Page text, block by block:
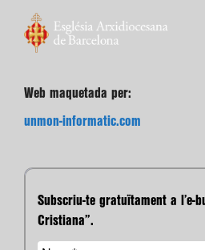
Web maquetada per:
unmon-informatic.com
Subscriu-te gratuïtament a l’e-
Cristiana”.